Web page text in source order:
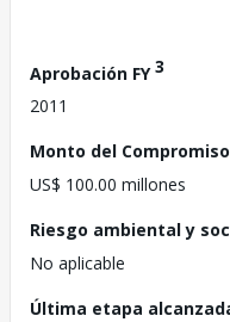
Aprobación FY3
2011
Monto del Compromiso
US$ 100.00 millones
Riesgo ambiental y
No aplicable
Última etapa